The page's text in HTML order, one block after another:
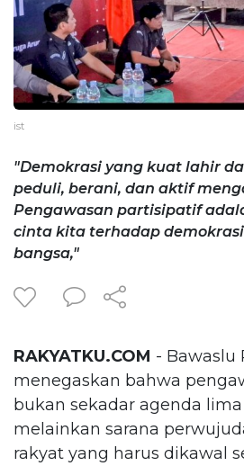
ist
"Demokrasi yang kuat lahir
peduli, berani, dan aktif
Pengawasan partisipatif
cinta kita terhadap
bangsa,"
RAKYATKU.COM - Bawaslu
menegaskan bahwa
bukan sekadar agenda
melainkan sarana
rakyat yang harus dikawal